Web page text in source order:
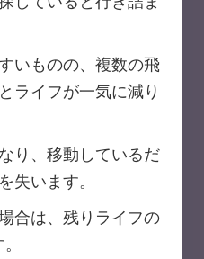
いものの、複数の飛
ライフが一気に減り
り、移動しているだ
失います。
合は、残りライフの